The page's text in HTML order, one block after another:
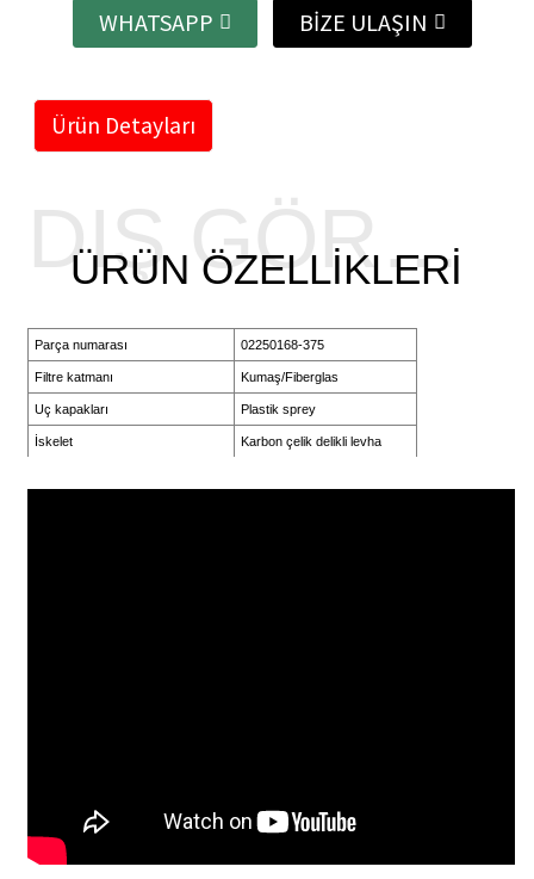
WHATSAPP BIZE ULAŞIN
Ürün Detayları
ÜRÜN ÖZELLIKLERI
DIŞ GÖRÜNÜŞ
Parça numarası 02250168-375
Filtre katmanı Kumaş/Fiberglas
Uç kapakları Plastik sprey
İskelet Karbon çelik delikli levha